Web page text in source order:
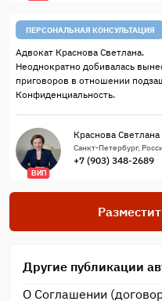
ПЕРСОНАЛЬНАЯ КОНСУЛЬТАЦИЯ
Адвокат Краснова Светлана.
Неоднократно добивалась
приговоров в отношении
Конфиденциальность.
ВИП
Краснова
Санкт-Петербург,
+7 (903) 348-2689
Другие публикации
О Соглашении